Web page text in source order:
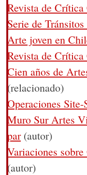
Revista de
Serie de
Arte joven en
Revista de
Cien años de
(relacionado)
Operaciones
Muro Sur Artes
par(autor)
Variaciones
(autor)